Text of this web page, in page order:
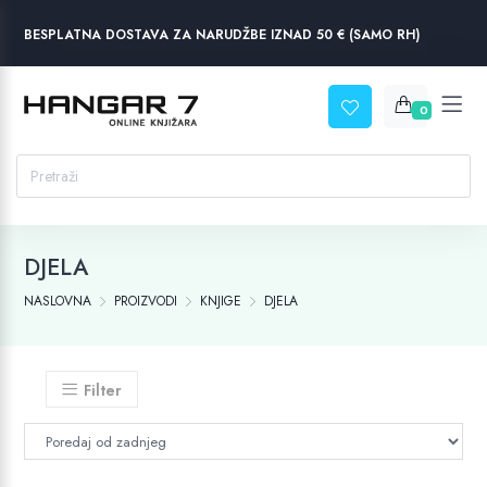
BESPLATNA DOSTAVA ZA NARUDŽBE IZNAD 50 € (SAMO RH)
0
DJELA
NASLOVNA PROIZVODI KNJIGE DJELA
Filter